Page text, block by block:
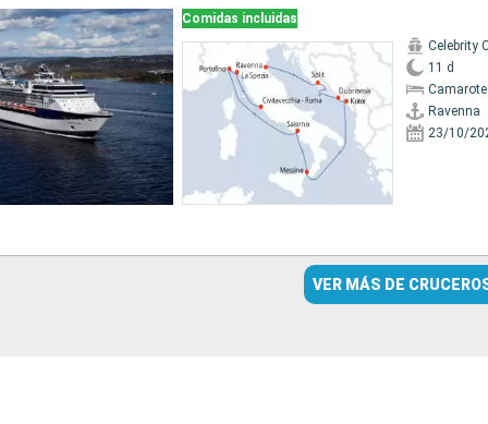
Comidas incluidas
Celebrity
11 d
Ravenna
23/10/
VER MÁS DE